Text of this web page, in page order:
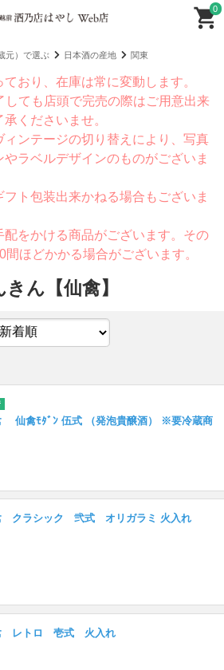
0
元）で選ぶ 日本酒の産地 関東
おり、在庫は常に変動します。
しても店頭で完売の際はご用意出来
くださいませ。
ンテージの切り替えにより、写真
ラベルデザインのものがございま
ト包装出来かねる場合もございま
をかける商品がございます。その
ほどかかる場合がございます。
きん【仙禽】
仙禽ﾓﾀﾞﾝ 伍式 （発泡貴醸酒） ※要冷蔵商
クラシック 弐式 オリガラミ 火入れ
レトロ 壱式 火入れ